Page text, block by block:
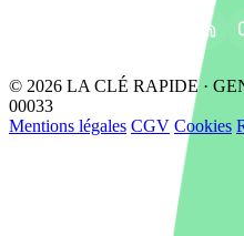
© 2026 LA CLÉ RAPIDE ·
00033
Mentions légales CGV Cookies